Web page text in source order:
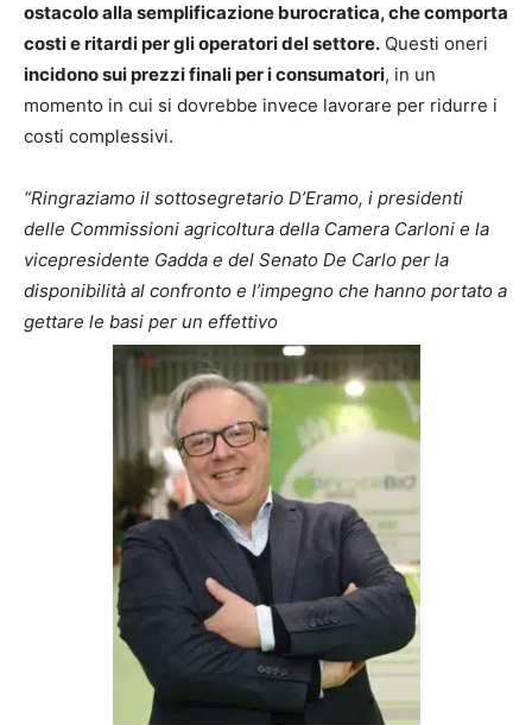
ostacolo alla semplificazione burocratica, che comporta
costi e ritardi per gli operatori del settore. Questi oneri
incidono sui prezzi finali per i consumatori, in un
momento in cui si dovrebbe invece lavorare per ridurre i
costi complessivi.
“Ringraziamo il sottosegretario D’Eramo, i presidenti
delle Commissioni agricoltura della Camera Carloni e la
vicepresidente Gadda e del Senato De Carlo per la
disponibilità al confronto e l’impegno che hanno portato a
gettare le basi per un effettivo